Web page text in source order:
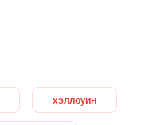
хэллоуин